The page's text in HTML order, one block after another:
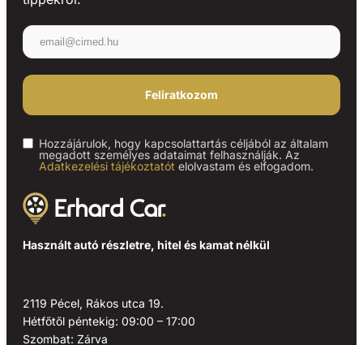
Használt autó részletre, hitel és kamat nélkül
2119 Pécel, Rákos utca 19.
Hétfőtől péntekig: 09:00 – 17:00
Szombat: Zárva
Feliratkozom
Hozzájárulok, hogy kapcsolattartás céljából az általam
megadott személyes adataimat felhasználják. Az
Adatkezelési tájékoztatót elolvastam és elfogadom.